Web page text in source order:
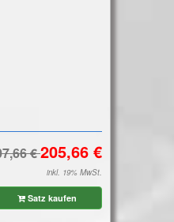
inkl. 19% MwSt.
Satz kaufen